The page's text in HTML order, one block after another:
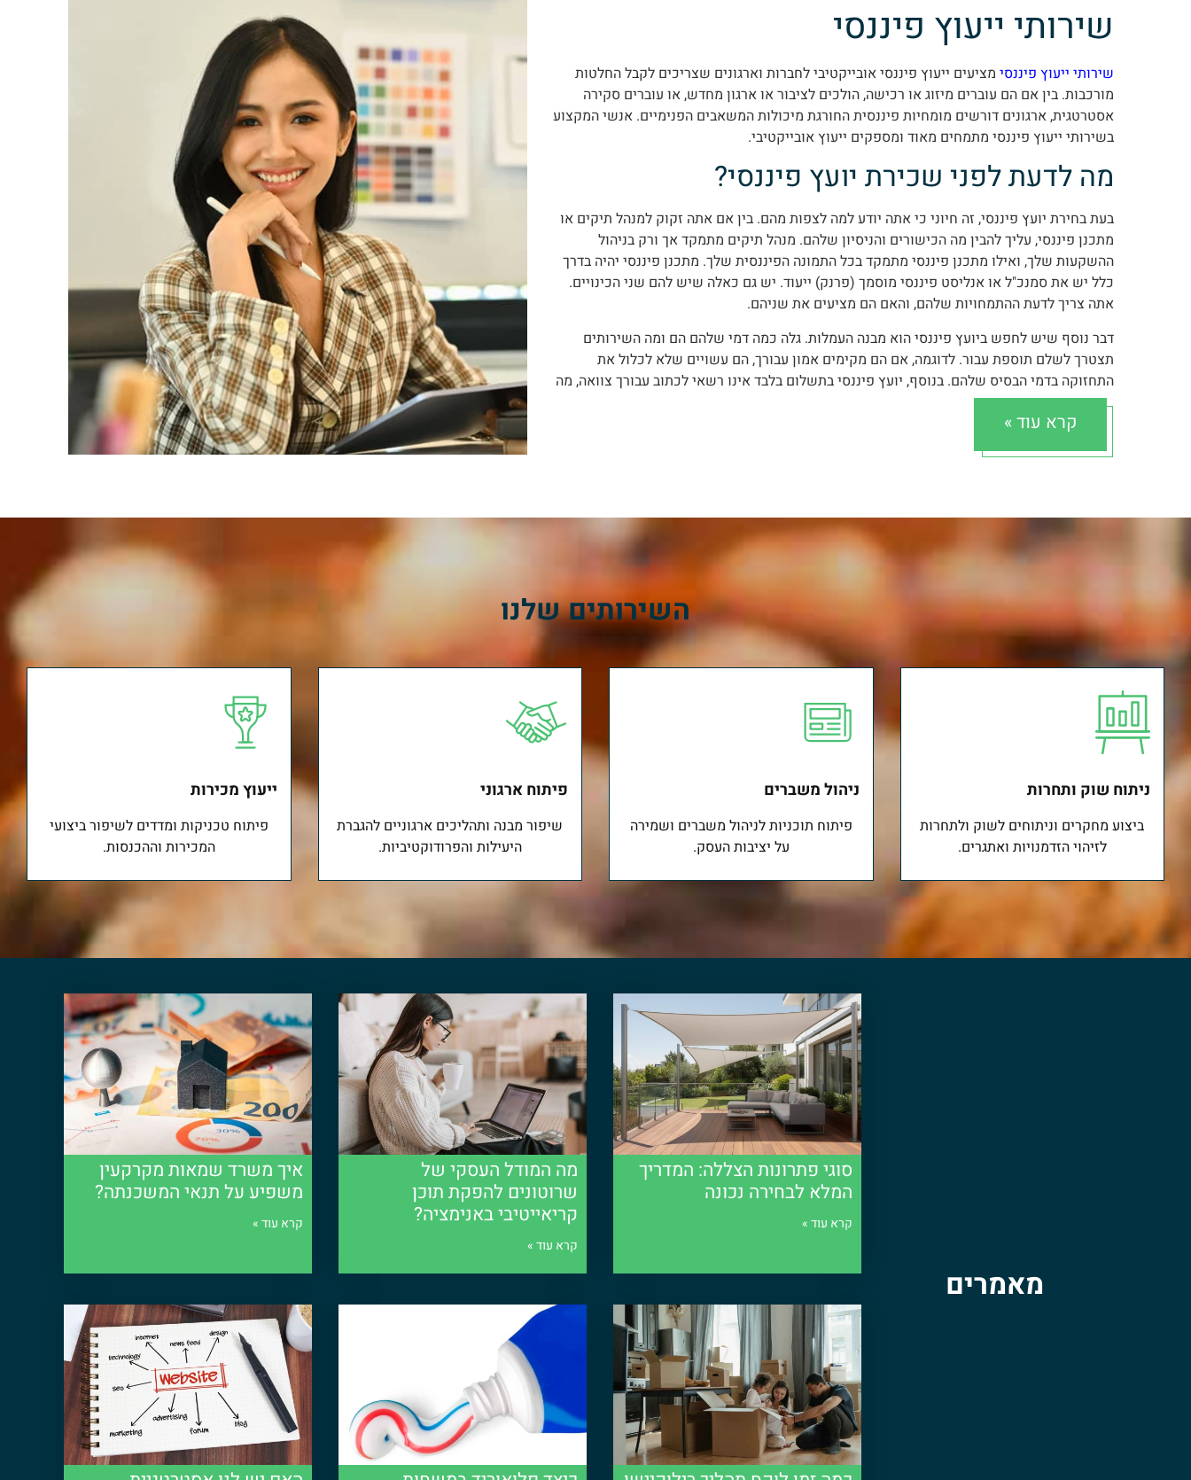
שירותי ייעוץ פיננסי
שירותי ייעוץ פיננסי מציעים ייעוץ פיננסי אובייקטיבי לחברות וארגונים שצריכים לקבל החלטות
מורכבות. בין אם הם עוברים מיזוג או רכישה, הולכים לציבור או ארגון מחדש, או עוברים סקירה
אסטרטגית, ארגונים דורשים מומחיות פיננסית החורגת מיכולות המשאבים הפנימיים. אנשי המקצוע
בשירותי ייעוץ פיננסי מתמחים מאוד ומספקים ייעוץ אובייקטיבי.
מה לדעת לפני שכירת יועץ פיננסי?
בעת בחירת יועץ פיננסי, זה חיוני כי אתה יודע למה לצפות מהם. בין אם אתה זקוק למנהל תיקים או
מתכנן פיננסי, עליך להבין מה הכישורים והניסיון שלהם. מנהל תיקים מתמקד אך ורק בניהול
ההשקעות שלך, ואילו מתכנן פיננסי מתמקד בכל התמונה הפיננסית שלך. מתכנן פיננסי יהיה בדרך
כלל יש את סמנכ"ל או אנליסט פיננסי מוסמך (פרנק) ייעוד. יש גם כאלה שיש להם שני הכינויים.
אתה צריך לדעת ההתמחויות שלהם, והאם הם מציעים את שניהם.
דבר נוסף שיש לחפש ביועץ פיננסי הוא מבנה העמלות. גלה כמה דמי שלהם הם ומה השירותים
תצטרך לשלם תוספת עבור. לדוגמה, אם הם מקימים אמון עבורך, הם עשויים שלא לכלול את
התחזוקה בדמי הבסיס שלהם. בנוסף, יועץ פיננסי בתשלום בלבד אינו רשאי לכתוב עבורך צוואה, מה
שאומר שתצטרך לשכור עורך דין.
שאלה חשובה נוספת שיש לשאול היא האם הם יועץ פיננסי בתשלום בלבד. יועצים בתשלום בלבד
אינם מקבלים עמלות ממוסדות פיננסיים; הם משולמים ישירות על ידך. זהו שיקול חשוב, כמו כמה
למה העסק שלך צריך ייעוץ פיננסי?
לעסק שלך היא אחת ההחלטות החשובות ביותר שאתה יכול לעשות
כבעל עסק. זה יחסוך לך זמן וכסף. הצעד הראשון הוא ליצור גיליון נתונים מפורט של הכספים
העסקיים שלך. לאחר הפיננסים הם בסדר, היועץ ינתח תזרימי ותזרים של כסף לבוא עם דוח מקיף
של השגרה הפיננסית כולה שלך. לאחר מכן היועץ ימליץ על שינויים שיועילו לעסק שלך.
יועץ פיננסי יעזור לך גם לקבל החלטות כיצד להשקיע את ההון שיש לך בעסק שלך. היועץ שלך יוכל
גם לעזור לך לקבוע תוכנית ירושה עבור החברה שלך. בשוק העבודה הקשה של היום, חשוב לשמור על
העובדים שלך מאושרים ובריאים. חששות פיננסיים הם חלק מהסחות הדעת הנפוצות ביותר עבור
יועץ פיננסי יכול להיות מנטור שלא יסולא בפז לעסק שלך. גם אם אינך מבין כספים, הם יכולים לעזור
לך להבין את האתגרים העומדים בפניך ואת האסטרטגיות בהן תוכל להשתמש כדי להתגבר עליהם. בין
אם אתה סטארט-אפ, עסק קטן או חברה מבוססת, יועץ פיננסי יכול לספק עצות שלא יסולא בפז.
לאחר מבט מקצועי על הכספים של העסק שלך הוא רעיון חכם, תוכל לחסוך זמן וכסף אם אתה לא
צריך להתמודד עם הכל בעצמך. שכירת יועץ פיננסי ייקח הרבה של העבודה מהצלחת שלך ולתת לך
להתמקד במה שאתה עושה הכי טוב: גידול העסק שלך.
היתרונות של ייעוץ פיננסי
קרא עוד »
השירותים שלנו
ניתוח שוק ותחרות
ביצוע מחקרים וניתוחים לשוק ולתחרות
לזיהוי הזדמנויות ואתגרים.
ניהול משברים
פיתוח תוכניות לניהול משברים ושמירה
על יציבות העסק.
פיתוח ארגוני
שיפור מבנה ותהליכים ארגוניים להגברת
היעילות והפרודוקטיביות.
ייעוץ מכירות
פיתוח טכניקות ומדדים לשיפור ביצועי
המכירות וההכנסות.
מאמרים
סוגי פתרונות הצללה: המדריך
המלא לבחירה נכונה
קרא עוד »
מה המודל העסקי של
שרוטונים להפקת תוכן
קריאייטיבי באנימציה?
קרא עוד »
איך משרד שמאות מקרקעין
משפיע על תנאי המשכנתה?
קרא עוד »